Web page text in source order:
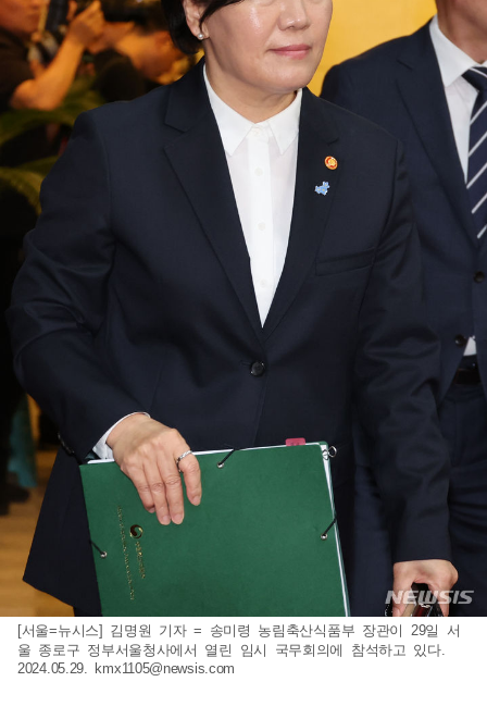
[서울=뉴시스] 김명원 기자 = 송미령 농림축산식품부 장관이 29일 서
울 종로구 정부서울청사에서 열린 임시 국무회의에 참석하고 있다.
2024.05.29. kmx1105@newsis.com